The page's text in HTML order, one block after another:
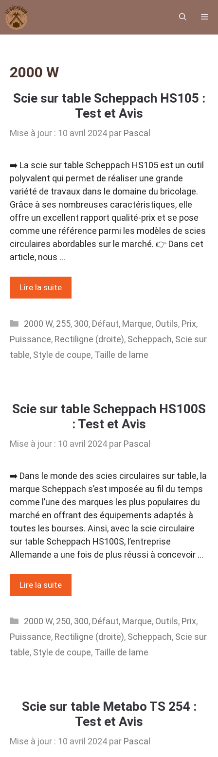
Aller
au
contenu
2000 W
Scie sur table Scheppach HS105 :
Test et Avis
Mise à jour : 10 avril 2024 par Pascal
➡️ La scie sur table Scheppach HS105 est un outil
polyvalent qui permet de réaliser une grande
variété de travaux dans le domaine du bricolage.
Grâce à ses nombreuses caractéristiques, elle
offre un excellent rapport qualité-prix et se pose
comme une référence parmi les modèles de scies
circulaires abordables sur le marché. 👉 Dans cet
article, nous …
Lire la suite
Catégories
2000 W, 255, 300, Défaut, Marque, Outils, Prix,
Puissance, Rectiligne (droite), Scheppach, Scie sur
table, Style de coupe, Taille de lame
Scie sur table Scheppach HS100S
: Test et Avis
Mise à jour : 10 avril 2024 par Pascal
➡️ Dans le monde des scies circulaires sur table, la
marque Scheppach s’est imposée au fil du temps
comme l’une des marques les plus populaires du
marché en offrant des équipements adaptés à
toutes les bourses. Ainsi, avec la scie circulaire
sur table Scheppach HS100S, l’entreprise
Allemande a une fois de plus réussi à concevoir …
Lire la suite
Catégories
2000 W, 250, 300, Défaut, Marque, Outils, Prix,
Puissance, Rectiligne (droite), Scheppach, Scie sur
table, Style de coupe, Taille de lame
Scie sur table Metabo TS 254 :
Test et Avis
Mise à jour : 10 avril 2024 par Pascal